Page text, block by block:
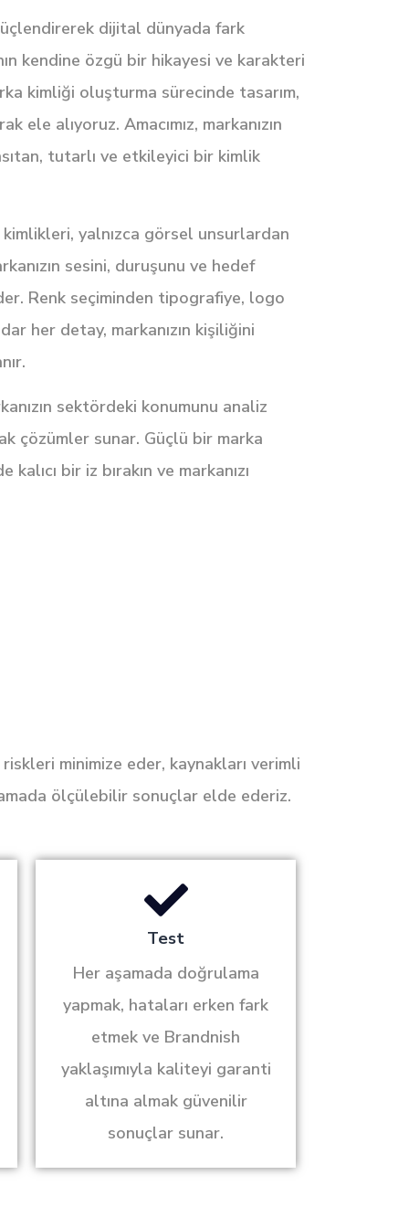
dijital dünyada fark
kendine özgü bir hikayesi ve karakteri
kimliği oluşturma sürecinde tasarım,
alıyoruz. Amacımız, markanızın
tutarlı ve etkileyici bir kimlik
yalnızca görsel unsurlardan
sesini, duruşunu ve hedef
Renk seçiminden tipografiye, logo
her detay, markanızın kişiliğini
sektördeki konumunu analiz
çözümler sunar. Güçlü bir marka
bir iz bırakın ve markanızı
minimize eder, kaynakları verimli
ölçülebilir sonuçlar elde ederiz.
Test
Her aşamada doğrulama
yapmak, hataları erken fark
etmek ve Brandnish
yaklaşımıyla kaliteyi garanti
altına almak güvenilir
sonuçlar sunar.